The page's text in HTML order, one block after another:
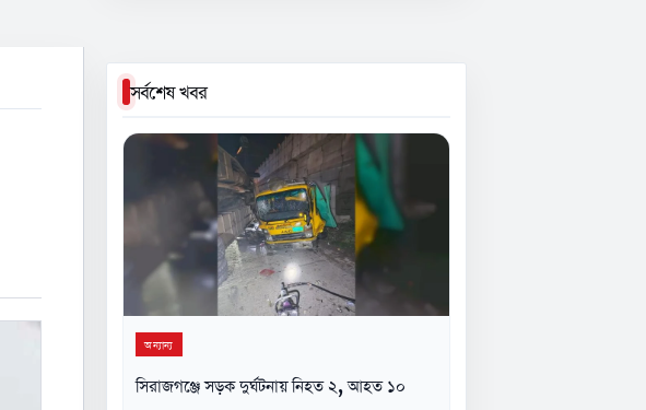
সর্বশেষ খবর
অন্যান্য
সিরাজগঞ্জে সড়ক দুর্ঘটনায় নিহত ২, আহত ১০